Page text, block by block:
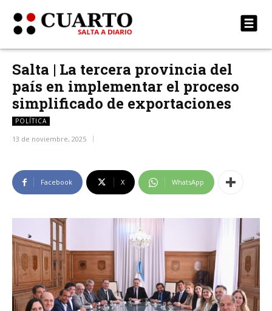
Salta | La tercera provincia del
país en implementar el proceso
simplificado de exportaciones
POLÍTICA
13 de noviembre, 2025
Facebook X WhatsApp